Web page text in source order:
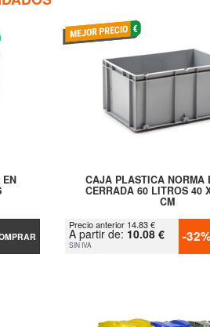
EN CAJA PLASTICA NORMA
CERRADA 60 LITROS 40
CM
Precio anterior 14.83 €
A partir de: 10.08 €
SIN IVA -